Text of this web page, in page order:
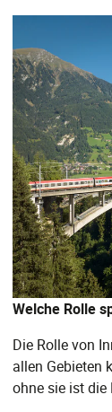
Welche Rolle
Die Rolle von
allen Gebieten
ohne sie ist die